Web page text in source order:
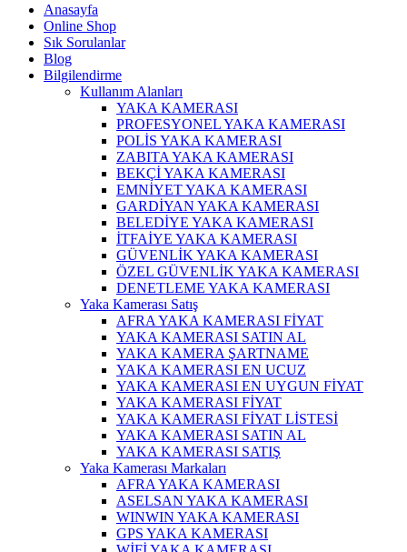
Anasayfa
Online Shop
Sık Sorulanlar
Blog
Bilgilendirme
Kullanım Alanları
YAKA KAMERASI
PROFESYONEL YAKA KAMERASI
POLİS YAKA KAMERASI
ZABITA YAKA KAMERASI
BEKÇİ YAKA KAMERASI
EMNİYET YAKA KAMERASI
GARDİYAN YAKA KAMERASI
BELEDİYE YAKA KAMERASI
İTFAİYE YAKA KAMERASI
GÜVENLİK YAKA KAMERASI
ÖZEL GÜVENLİK YAKA KAMERASI
DENETLEME YAKA KAMERASI
Yaka Kamerası Satış
AFRA YAKA KAMERASI FİYAT
YAKA KAMERASI SATIN AL
YAKA KAMERA ŞARTNAME
YAKA KAMERASI EN UCUZ
YAKA KAMERASI EN UYGUN FİYAT
YAKA KAMERASI FİYAT
YAKA KAMERASI FİYAT LİSTESİ
YAKA KAMERASI SATIN AL
YAKA KAMERASI SATIŞ
Yaka Kamerası Markaları
AFRA YAKA KAMERASI
ASELSAN YAKA KAMERASI
WINWIN YAKA KAMERASI
GPS YAKA KAMERASI